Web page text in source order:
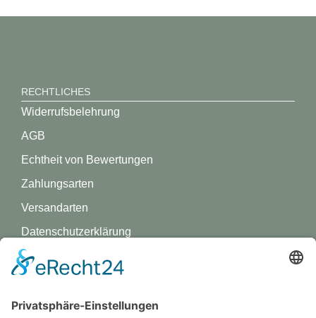
RECHTLICHES
Widerrufsbelehrung
AGB
Echtheit von Bewertungen
Zahlungsarten
Versandarten
Datenschutz­erklärung
Impressum
GREVY ANGEBOT